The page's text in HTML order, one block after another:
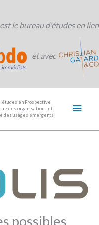
le bureau d'études en lien
et avec
en Prospective
des organisations et
des usages émergents
possibles